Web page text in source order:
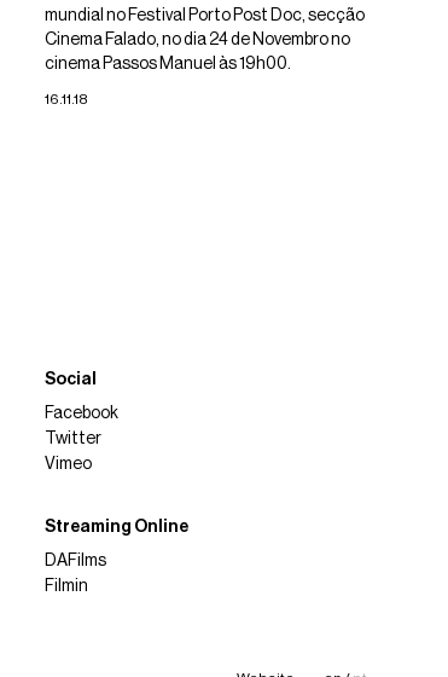
mundial no Festival Porto Post Doc, secção
Cinema Falado, no dia 24 de Novembro no
cinema Passos Manuel às 19h00.
16.11.18
Social
Facebook
Twitter
Vimeo
Streaming Online
DAFilms
Filmin